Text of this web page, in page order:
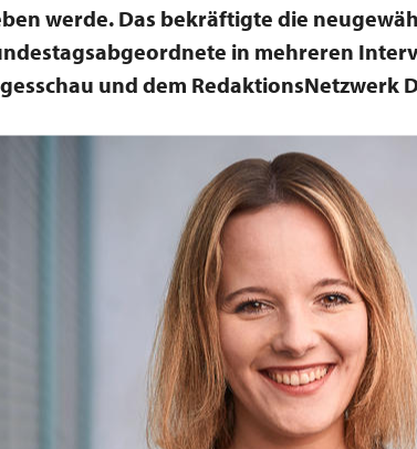
werde. Das bekräftigte die
in mehreren
und dem RedaktionsNetzwerk